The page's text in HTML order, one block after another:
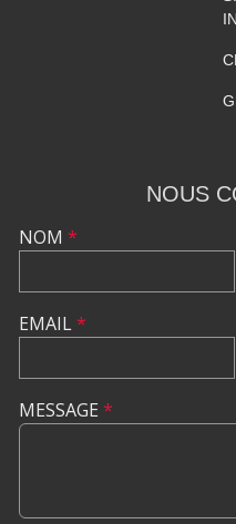
NOUS
NOM *
EMAIL*
MESSAGE *